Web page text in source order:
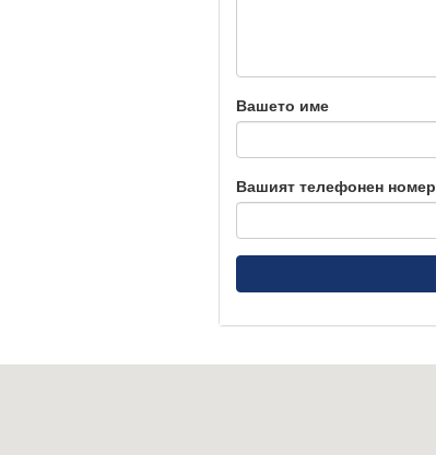
Вашето име
Вашият телефонен номер